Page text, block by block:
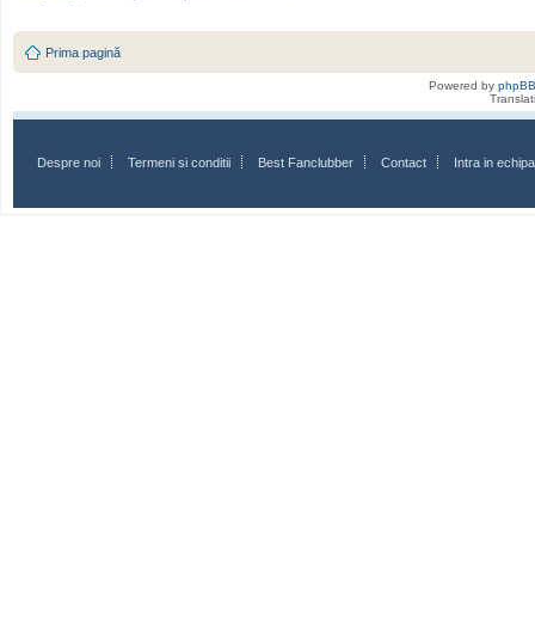
Prima pagină
Powered by phpBB
Despre noi Termeni si conditii Best Fanclubber Contact Intra in